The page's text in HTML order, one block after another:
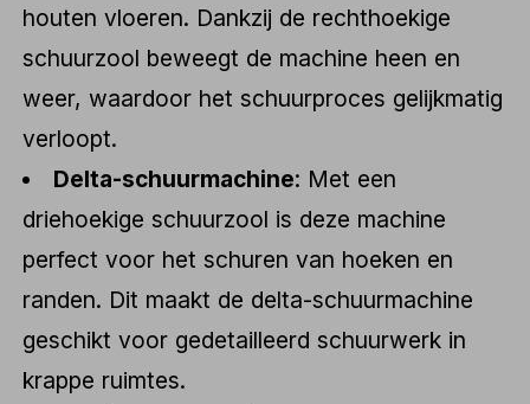
houten vloeren. Dankzij de rechthoekige
schuurzool beweegt de machine heen en
weer, waardoor het schuurproces gelijkmatig
verloopt.
Delta-schuurmachine: Met een
driehoekige schuurzool is deze machine
perfect voor het schuren van hoeken en
randen. Dit maakt de delta-schuurmachine
geschikt voor gedetailleerd schuurwerk in
krappe ruimtes.